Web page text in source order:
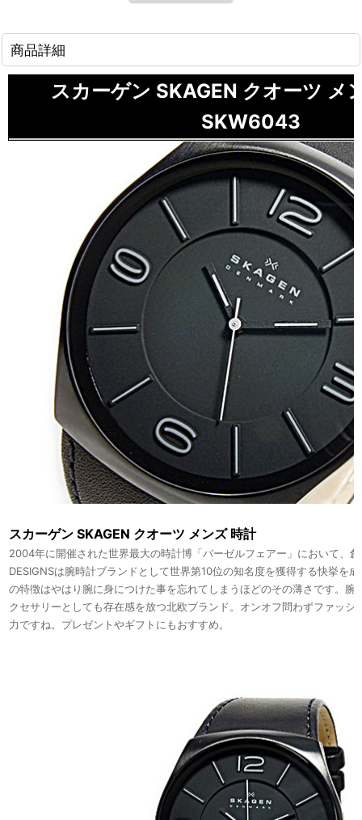
商品詳細
スカーゲン SKAGEN クオーツ メ
SKW6043
スカーゲン SKAGEN クオーツ メンズ 時計
2004年に開催された世界最大の時計博「バーゼルフェアー」において、
DESIGNSは腕時計ブランドとして世界第10位の知名度を獲得する快挙を
の特徴はやはり腕に身につけた事を忘れてしまうほどのその薄さです。腕
クセサリーとしても存在感を放つ北欧ブランド。オンオフ問わずファッシ
力ですね。プレゼントやギフトにもおすすめ。